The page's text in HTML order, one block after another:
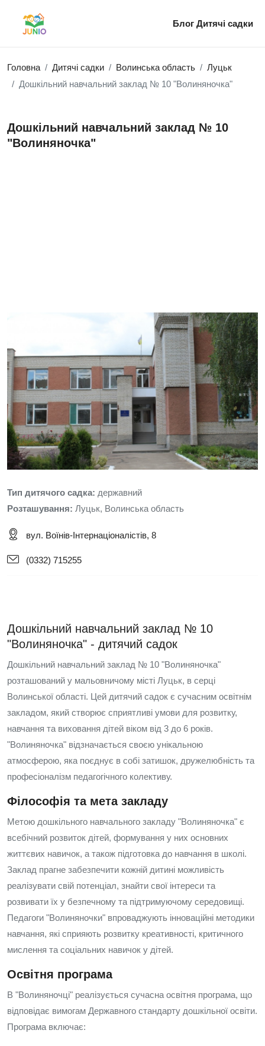
Блог Дитячі садки
Головна Дитячі садки Волинська область
Луцьк
Дошкільний навчальний заклад № 10 "Волиняночка"
Дошкільний навчальний заклад № 10
"Волиняночка"
Тип дитячого садка: державний
Розташування: Луцьк, Волинська область
вул. Воїнів-Інтернаціоналістів, 8
(0332) 715255
Дошкільний навчальний заклад № 10
"Волиняночка" - дитячий садок
Дошкільний навчальний заклад № 10 "Волиняночка"
розташований у мальовничому місті Луцьк, в серці
Волинської області. Цей дитячий садок є сучасним освітнім
закладом, який створює сприятливі умови для розвитку,
навчання та виховання дітей віком від 3 до 6 років.
"Волиняночка" відзначається своєю унікальною
атмосферою, яка поєднує в собі затишок, дружелюбність та
професіоналізм педагогічного колективу.
Філософія та мета закладу
Метою дошкільного навчального закладу "Волиняночка" є
всебічний розвиток дітей, формування у них основних
життєвих навичок, а також підготовка до навчання в школі.
Заклад прагне забезпечити кожній дитині можливість
реалізувати свій потенціал, знайти свої інтереси та
розвивати їх у безпечному та підтримуючому середовищі.
Педагоги "Волиняночки" впроваджують інноваційні методики
навчання, які сприяють розвитку креативності, критичного
мислення та соціальних навичок у дітей.
Освітня програма
В "Волиняночці" реалізується сучасна освітня програма, що
відповідає вимогам Державного стандарту дошкільної освіти.
Програма включає: